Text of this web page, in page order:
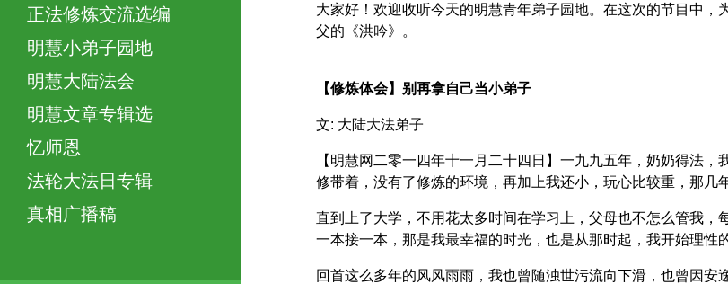
正法修炼交流选编
明慧小弟子园地
明慧大陆法会
明慧文章专辑选
忆师恩
法轮大法日专辑
真相广播稿
大家好！欢迎收听今天的明慧青年弟子园地。在这次的节目中
父的《洪吟》。
【修炼体会】别再拿自己当小弟子
文: 大陆大法弟子
【明慧网二零一四年十一月二十四日】一九九五年，奶奶得法
修带着，没有了修炼的环境，再加上我还小，玩心比较重，那几
直到上了大学，不用花太多时间在学习上，父母也不怎么管我，
一本接一本，那是我最幸福的时光，也是从那时起，我开始理性
回首这么多年的风风雨雨，我也曾随浊世污流向下滑，也曾因